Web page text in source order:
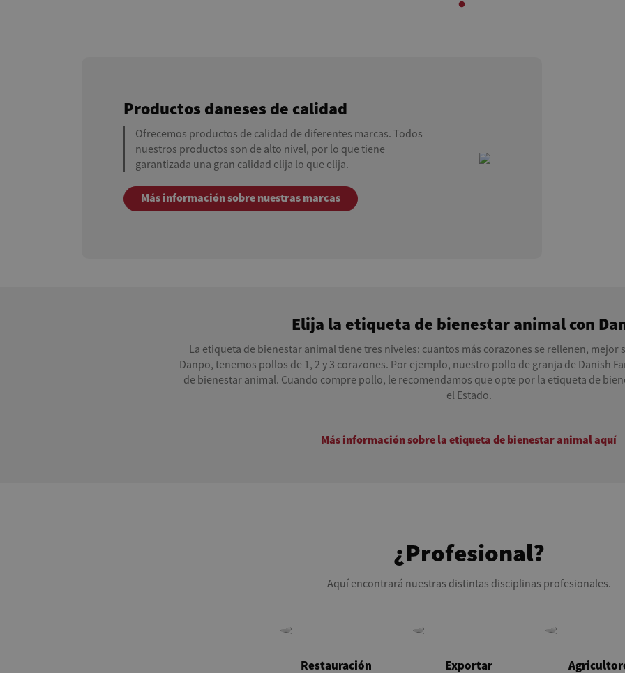
Productos daneses de calidad
Ofrecemos productos de calidad de diferentes marcas. Todos
nuestros productos son de alto nivel, por lo que tiene
garantizada una gran calidad elija lo que elija.
Más información sobre nuestras marcas
Elija la etiqueta de bienestar animal con
La etiqueta de bienestar animal tiene tres niveles: cuantos más corazones se rellenen, mejor
Danpo, tenemos pollos de 1, 2 y 3 corazones. Por ejemplo, nuestro pollo de granja de Danish
de bienestar animal. Cuando compre pollo, le recomendamos que opte por la etiqueta de
el Estado.
Más información sobre la etiqueta de bienestar animal aquí
¿Profesional?
Aquí encontrará nuestras distintas disciplinas profesionales.
Restauración
Exportar